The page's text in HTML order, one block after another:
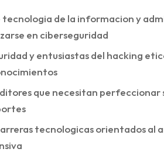
tecnologia de la informacion y
en ciberseguridad
y entusiastas del hacking
que necesitan perfeccionar
tecnologicas orientados al